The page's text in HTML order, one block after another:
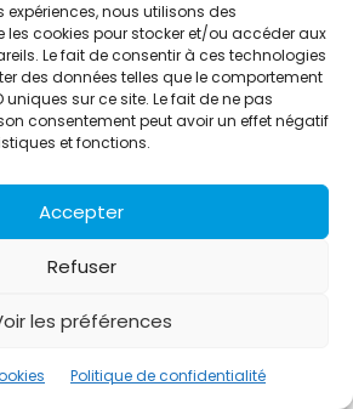
expériences, nous utilisons des
les cookies pour stocker et/ou accéder aux
Le fait de consentir à ces technologies
des données telles que le comportement
sur ce site. Le fait de ne pas
consentement peut avoir un effet négatif
et fonctions.
Accepter
Refuser
les préférences
Politique de confidentialité
une agence de relations presse et de
à Grenoble. Depuis 1995, elle conçoit et
de visibilité en France et à l’international
réseau d’agences partenaires.
nous : info@alternativemedia.fr
Références